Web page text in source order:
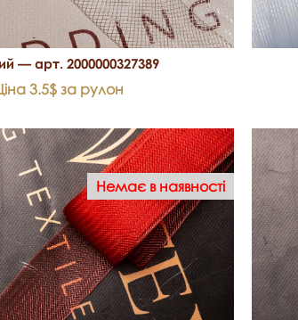
— арт. 2000000327389
3.5$ за рулон
Немає в наявності